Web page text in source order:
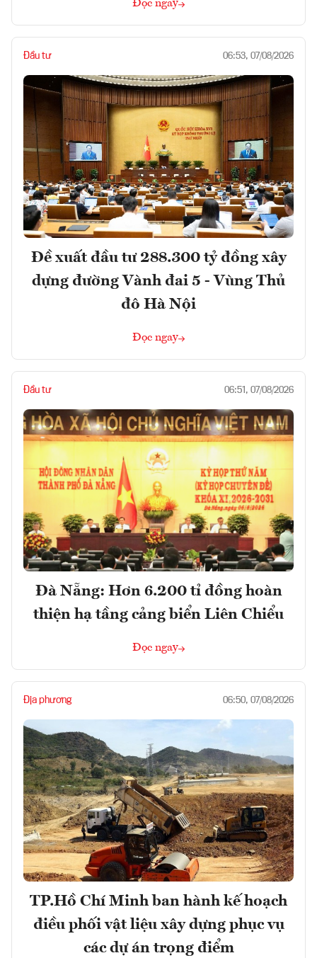
Đọc ngay
Đầu tư 06:53, 07/08/2026
Đề xuất đầu tư 288.300 tỷ đồng xây
dựng đường Vành đai 5 - Vùng Thủ
đô Hà Nội
Đọc ngay
Đầu tư 06:51, 07/08/2026
Đà Nẵng: Hơn 6.200 tỉ đồng hoàn
thiện hạ tầng cảng biển Liên Chiểu
Đọc ngay
Địa phương 06:50, 07/08/2026
TP.Hồ Chí Minh ban hành kế hoạch
điều phối vật liệu xây dựng phục vụ
các dự án trọng điểm